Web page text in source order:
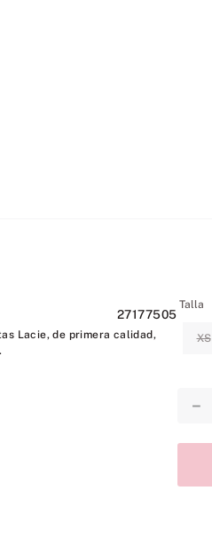
27177505
Lacie, de primera calidad,
Talla
XS
－